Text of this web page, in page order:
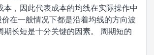
本，因此代表成本的均线在实际操作中
在一般情况下都是沿着均线的方向波
期长短是十分关键的因素。 周期短的